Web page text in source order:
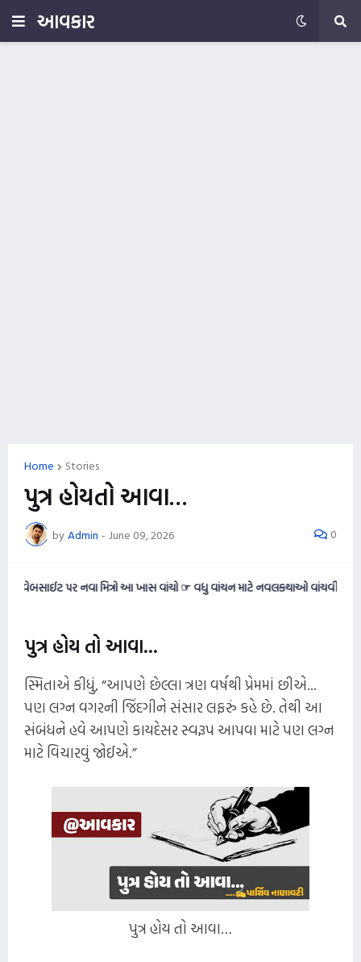
આવકાર
Home Stories
પુત્ર હોયતો આવા…
byAdmin - June 09, 2026 0
પર નવા મિત્રો આ ખાસ વાંચો ☞ વધુ વાંચન માટે નવલકથાઓ વાંચવી ગમતી હોય
પુત્ર હોય તો આવા…
સ્મિતાએ કીધું, “આપણે છેલ્લા ત્રણ વર્ષથી પ્રેમમાં છીએ...
પણ લગ્ન વગરની જિંદગીને સંસાર લફરું કહે છે. તેથી આ
સંબંધને હવે આપણે કાયદેસર સ્વરૂપ આપવા માટે પણ લગ્ન
માટે વિચારવું જોઈએ.”
પુત્ર હોય તો આવા…